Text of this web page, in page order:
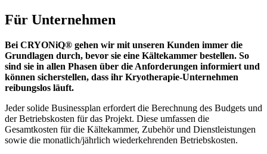
Für Unternehmen
Bei CRYONiQ® gehen wir mit unseren Kunden immer die
Grundlagen durch, bevor sie eine Kältekammer bestellen. So
sind sie in allen Phasen über die Anforderungen informiert und
können sicherstellen, dass ihr Kryotherapie-Unternehmen
reibungslos läuft.
Jeder solide Businessplan erfordert die Berechnung des Budgets und
der Betriebskosten für das Projekt. Diese umfassen die
Gesamtkosten für die Kältekammer, Zubehör und Dienstleistungen
sowie die monatlich/jährlich wiederkehrenden Betriebskosten.